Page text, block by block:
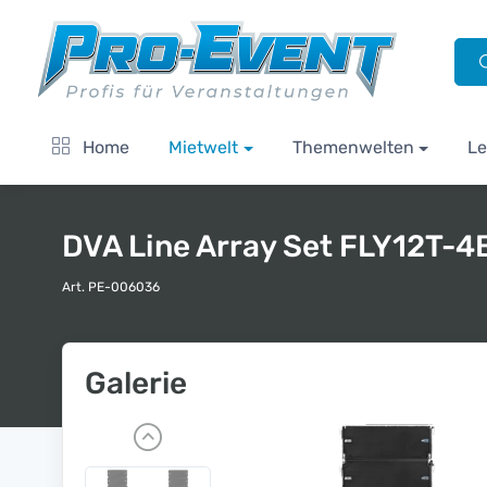
Home Mietwelt Themenwelten
DVA Line Array Set FLY12T-
Art. PE-006036
Galerie
P
r